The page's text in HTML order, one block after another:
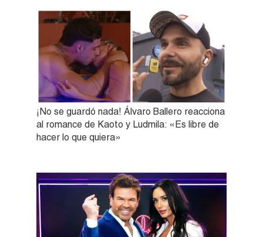
¡No se guardó nada! Álvaro Ballero reacciona
al romance de Kaoto y Ludmila: «Es libre de
hacer lo que quiera»